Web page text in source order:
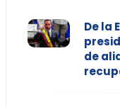
De la
de